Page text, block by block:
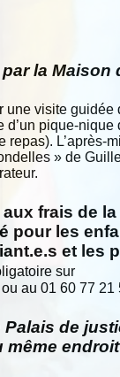
la Maison
une visite guidée
d’un pique-nique
repas). L’après-
» de
frais de
pour les
et les
sur
au 01 60 77 21
de
même